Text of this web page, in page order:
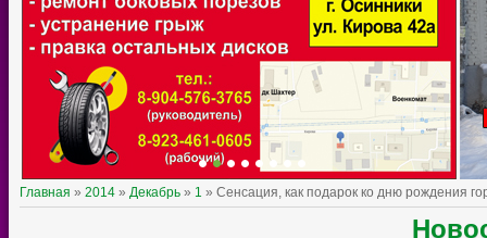
Главная » 2014 » Декабрь » 1 » Сенсация, как подарок ко дню рождения